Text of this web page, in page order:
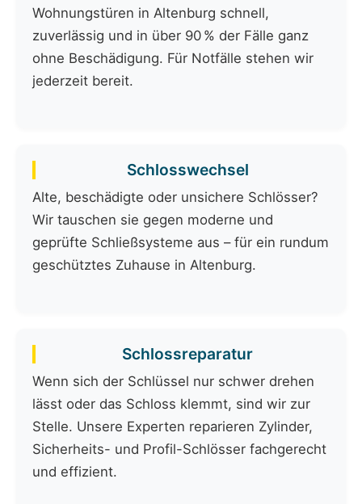
Wohnungstüren in Altenburg schnell,
zuverlässig und in über 90 % der Fälle ganz
ohne Beschädigung. Für Notfälle stehen wir
jederzeit bereit.
Schlosswechsel
Alte, beschädigte oder unsichere Schlösser?
Wir tauschen sie gegen moderne und
geprüfte Schließsysteme aus – für ein rundum
geschütztes Zuhause in Altenburg.
Schlossreparatur
Wenn sich der Schlüssel nur schwer drehen
lässt oder das Schloss klemmt, sind wir zur
Stelle. Unsere Experten reparieren Zylinder,
Sicherheits- und Profil-Schlösser fachgerecht
und effizient.